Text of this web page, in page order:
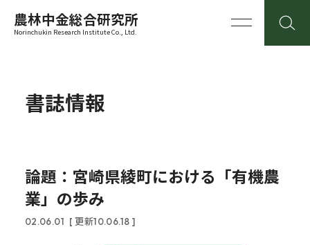
農林中金総合研究所
Norinchukin Research Institute Co., Ltd.
書誌情報
論題：宮崎県綾町における「有機農
業」の歩み
02.06.01 [ 更新10.06.18 ]